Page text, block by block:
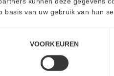
basis van uw gebruik van hun
VOORKEUREN
over
praten.